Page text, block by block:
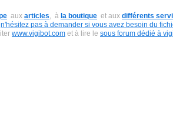
aux articles , à la boutique et aux différents
n'hésitez pas à demander si vous avez besoin du
www.vigibot.com et à lire le sous forum dédié à